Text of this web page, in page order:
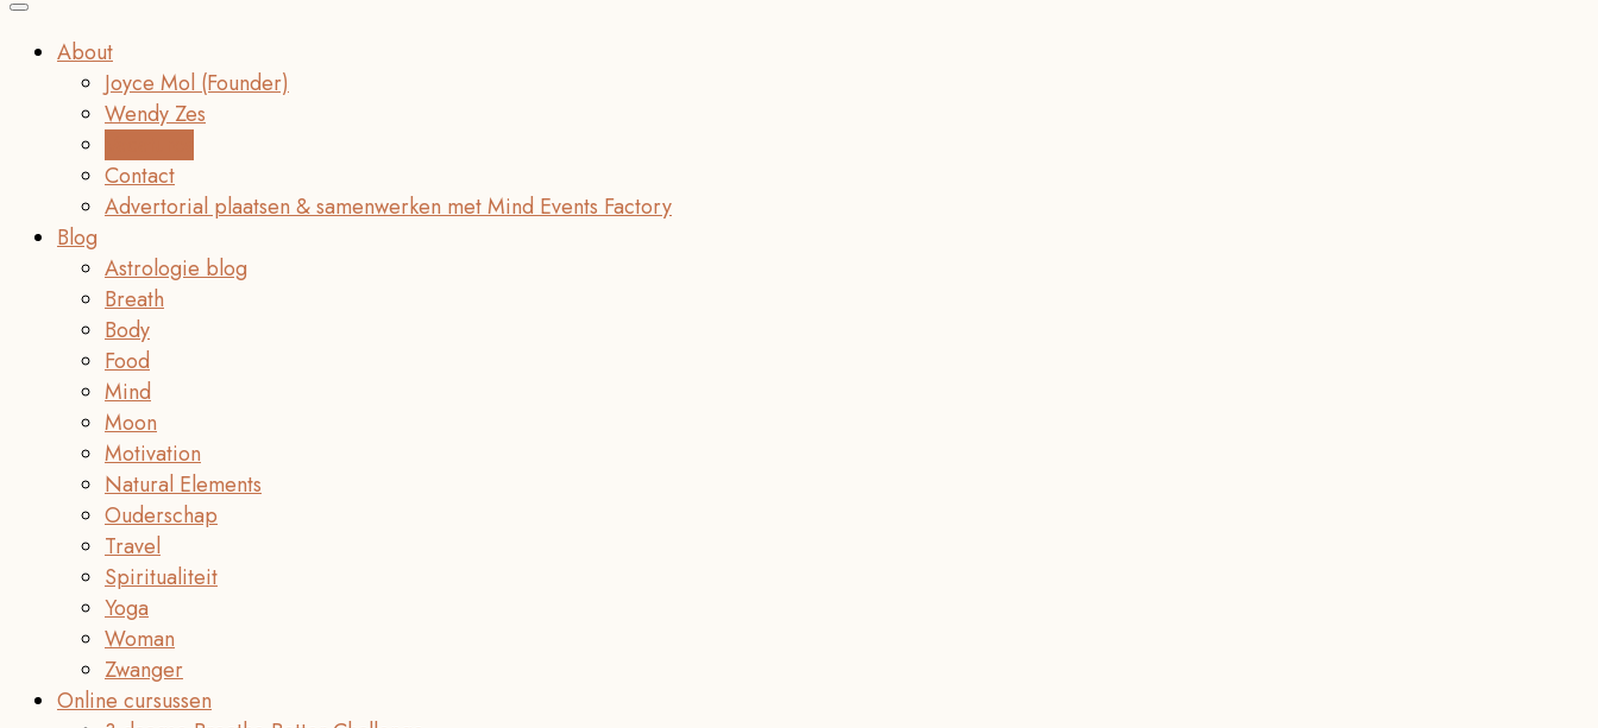
About
Joyce Mol (Founder)
Wendy Zes
Contact
Advertorial plaatsen & samenwerken met Mind Events Factory
Blog
Astrologie blog
Breath
Body
Food
Mind
Moon
Motivation
Natural Elements
Ouderschap
Travel
Spiritualiteit
Yoga
Woman
Zwanger
Online cursussen